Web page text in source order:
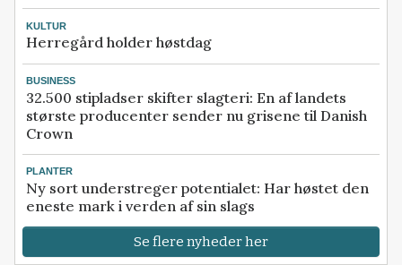
KULTUR
Herregård holder høstdag
BUSINESS
32.500 stipladser skifter slagteri: En af landets
største producenter sender nu grisene til Danish
Crown
PLANTER
Ny sort understreger potentialet: Har høstet den
eneste mark i verden af sin slags
Se flere nyheder her